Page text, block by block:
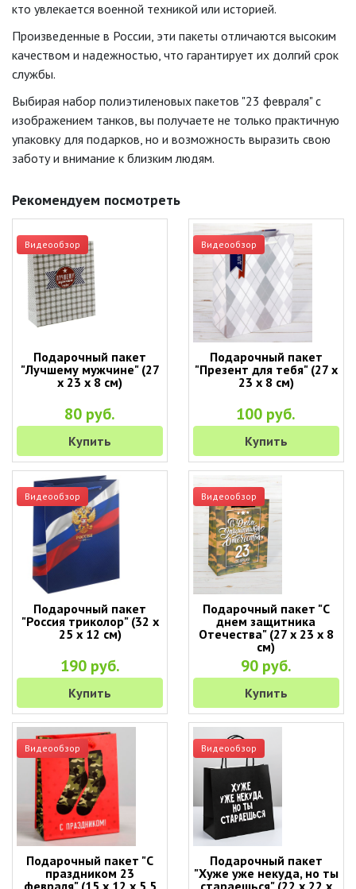
кто увлекается военной техникой или историей.
Произведенные в России, эти пакеты отличаются высоким
качеством и надежностью, что гарантирует их долгий срок
службы.
Выбирая набор полиэтиленовых пакетов "23 февраля" с
изображением танков, вы получаете не только практичную
упаковку для подарков, но и возможность выразить свою
заботу и внимание к близким людям.
Рекомендуем посмотреть
Видеообзор
Подарочный пакет
"Лучшему мужчине" (27
х 23 х 8 см)
80 руб.
Купить
Видеообзор
Подарочный пакет
"Презент для тебя" (27 х
23 х 8 см)
100 руб.
Купить
Видеообзор
Подарочный пакет
"Россия триколор" (32 х
25 х 12 см)
190 руб.
Купить
Видеообзор
Подарочный пакет "С
днем защитника
Отечества" (27 х 23 х 8
см)
90 руб.
Купить
Видеообзор
Подарочный пакет "С
праздником 23
Видеообзор
Подарочный пакет
"Хуже уже некуда, но ты